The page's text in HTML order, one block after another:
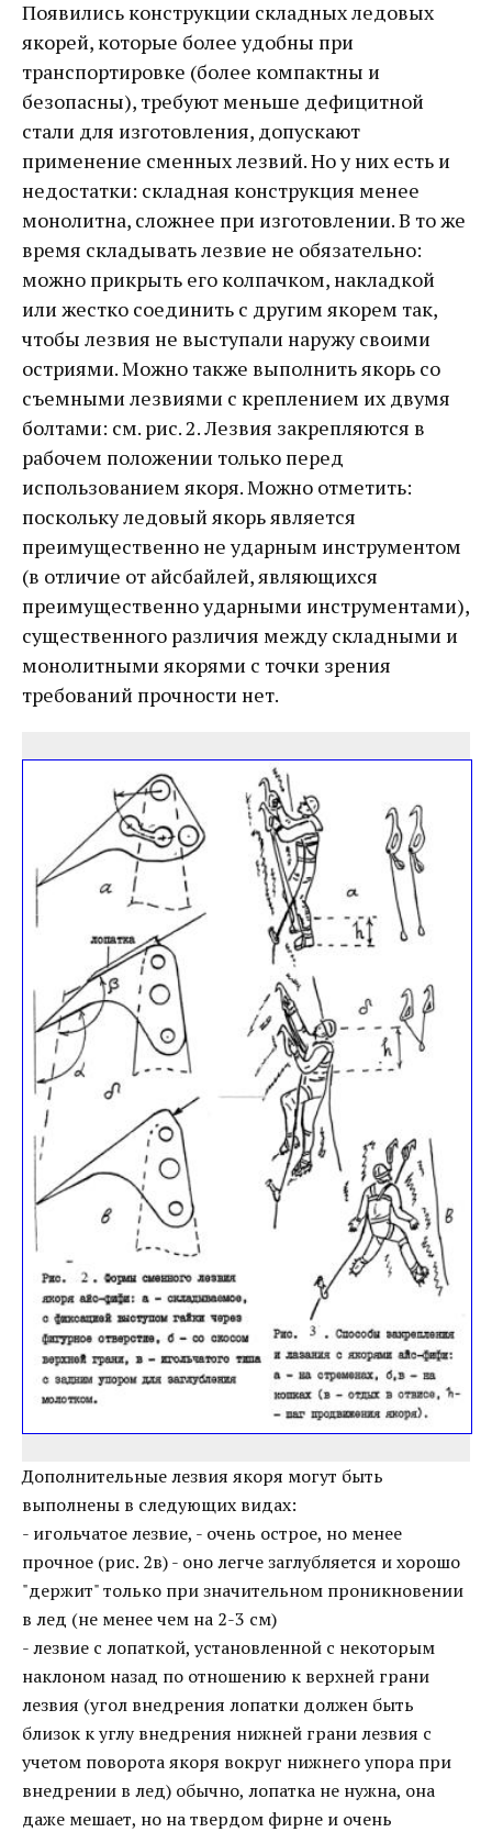
Появились конструкции складных ледовых
якорей, которые более удобны при
транспортировке (более компактны и
безопасны), требуют меньше дефицитной
стали для изготовления, допускают
применение сменных лезвий. Но у них есть и
недостатки: складная конструкция менее
монолитна, сложнее при изготовлении. В то же
время складывать лезвие не обязательно:
можно прикрыть его колпачком, накладкой
или жестко соединить с другим якорем так,
чтобы лезвия не выступали наружу своими
остриями. Можно также выполнить якорь со
съемными лезвиями с креплением их двумя
болтами: см. рис. 2. Лезвия закрепляются в
рабочем положении только перед
использованием якоря. Можно отметить:
поскольку ледовый якорь является
преимущественно не ударным инструментом
(в отличие от айсбайлей, являющихся
преимущественно ударными инструментами),
существенного различия между складными и
монолитными якорями с точки зрения
требований прочности нет.
Дополнительные лезвия якоря могут быть
выполнены в следующих видах:
- игольчатое лезвие, - очень острое, но менее
прочное (рис. 2в) - оно легче заглубляется и хорошо
"держит" только при значительном проникновении
в лед (не менее чем на 2-3 см)
- лезвие с лопаткой, установленной с некоторым
наклоном назад по отношению к верхней грани
лезвия (угол внедрения лопатки должен быть
близок к углу внедрения нижней грани лезвия с
учетом поворота якоря вокруг нижнего упора при
внедрении в лед) обычно, лопатка не нужна, она
даже мешает, но на твердом фирне и очень